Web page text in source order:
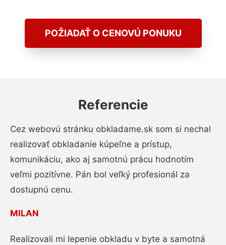
POŽIADAŤ O CENOVÚ PONUKU
Referencie
Cez webovú stránku obkladame.sk som si nechal
realizovať obkladanie kúpeľne a prístup,
komunikáciu, ako aj samotnú prácu hodnotím
veľmi pozitívne. Pán bol veľký profesionál za
dostupnú cenu.
MILAN
Realizovali mi lepenie obkladu v byte a samotná